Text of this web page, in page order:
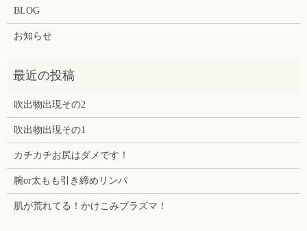
BLOG
お知らせ
吹出物出現その2
吹出物出現その1
カチカチお尻はダメです！
腕or太もも引き締めリンパ
肌が荒れてる！かけこみプラズマ！